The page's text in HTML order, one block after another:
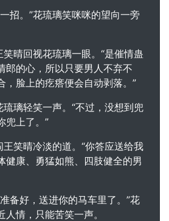
。”花琉璃笑咪咪的望向一旁
晴回视花琉璃一眼。“是催情蛊
郎的心，所以只要男人不弃不
，脸上的疙瘩便会自动剥落。”
璃轻笑一声。“不过，没想到兜
兜上了。”
笑晴冷淡的道。“你答应送给我
健康、勇猛如熊、四肢健全的男
好，送进你的马车里了。”花
情，只能苦笑一声。